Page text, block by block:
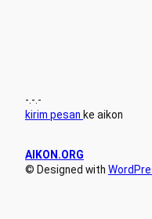
-.-.-
kirim pesan ke aikon
AIKON.ORG
© Designed with